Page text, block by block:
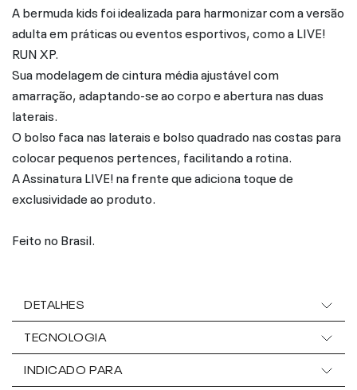
A bermuda kids foi idealizada para harmonizar com a versão
adulta em práticas ou eventos esportivos, como a LIVE!
RUN XP.
Sua modelagem de cintura média ajustável com
amarração, adaptando-se ao corpo e abertura nas duas
laterais.
O bolso faca nas laterais e bolso quadrado nas costas para
colocar pequenos pertences, facilitando a rotina.
A Assinatura LIVE! na frente que adiciona toque de
exclusividade ao produto.
Feito no Brasil.
DETALHES
TECNOLOGIA
INDICADO PARA